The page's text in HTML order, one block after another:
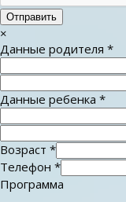
Отправить
×
Данные родителя *
Данные ребенка *
Возраст *
Телефон *
Программа